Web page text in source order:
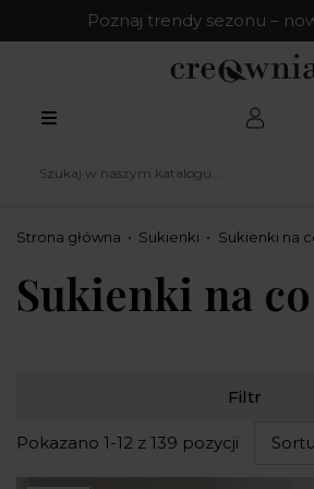
Poznaj trendy sezonu –
Strona główna Sukienki Sukienki na
Sukienki na
Filtr
Pokazano 1-12 z 139 pozycji